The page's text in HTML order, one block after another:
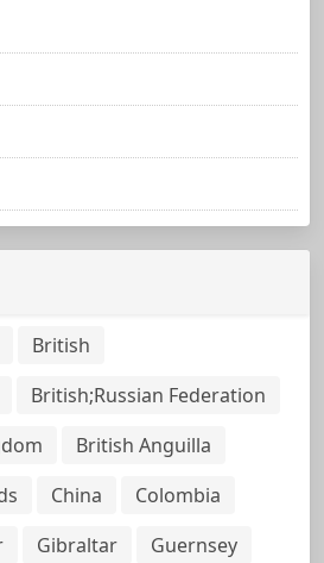
British
British;Russian Federation
British Anguilla
China
Colombia
Gibraltar
Guernsey